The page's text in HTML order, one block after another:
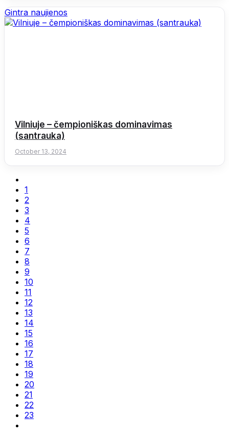
Gintra naujienos
Vilniuje – čempioniškas dominavimas
(santrauka)
October 13, 2024
1
2
3
4
5
6
7
8
9
10
11
12
13
14
15
16
17
18
19
20
21
22
23